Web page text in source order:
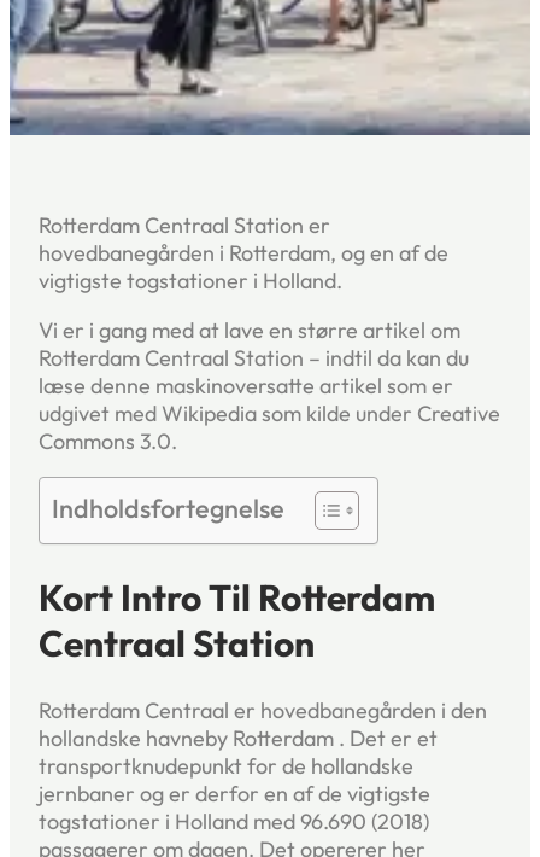
Rotterdam Centraal Station er
hovedbanegården i Rotterdam, og en af de
vigtigste togstationer i Holland.
Vi er i gang med at lave en større artikel om
Rotterdam Centraal Station – indtil da kan du
læse denne maskinoversatte artikel som er
udgivet med Wikipedia som kilde under Creative
Commons 3.0.
Indholdsfortegnelse
Kort Intro Til Rotterdam
Centraal Station
Rotterdam Centraal er hovedbanegården i den
hollandske havneby Rotterdam . Det er et
transportknudepunkt for de hollandske
jernbaner og er derfor en af ​​de vigtigste
togstationer i Holland med 96.690 (2018)
passagerer om dagen. Det opererer her